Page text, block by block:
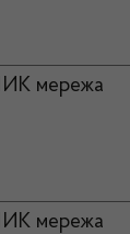
мережа
мережа